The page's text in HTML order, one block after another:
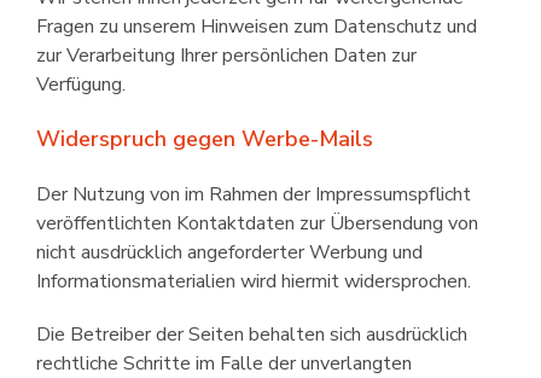
Fragen zu unserem Hinweisen zum Datenschutz und
zur Verarbeitung Ihrer persön­lichen Daten zur
Verfügung.
Widerspruch gegen Werbe-Mails
Der Nutzung von im Rahmen der Impressumspflicht
veröffentlichten Kontaktdaten zur Übersendung von
nicht ausdrücklich angeforderter Werbung und
Informations­materialien wird hiermit widersprochen.
Die Betreiber der Seiten behalten sich ausdrücklich
rechtliche Schritte im Falle der unverlangten